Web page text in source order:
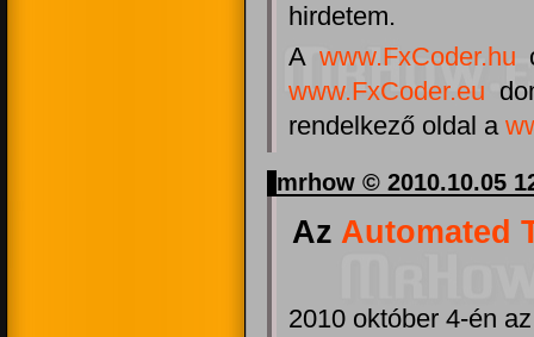
hirdetem.
A www.FxCoder.hu
www.FxCoder.eu
rendelkező oldal a
mrhow © 2010.10.05
Az Automated
2010 október 4-én